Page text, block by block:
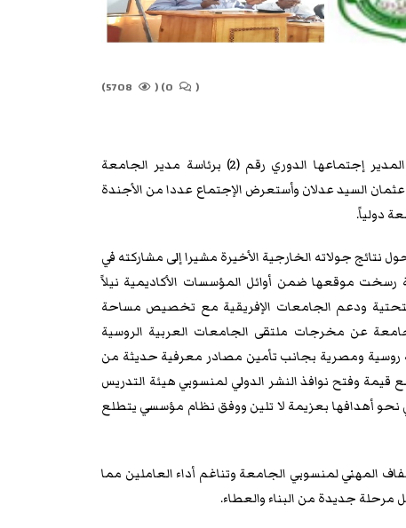
(
(
عقدت لجنة عمداء جامعة كردفان صباح اليوم بقاعة مكتب المدير إجتماعها الدوري رقم (2) برئاسة مدير الجامعة
السيد عدلان وأستعرض الإجتماع عددا من الأجندة
دولياً.
نتائج جولاته الخارجية الأخيرة مشيرا إلى مشاركته في
موقعها ضمن أوائل المؤسسات الأكاديمية نيلاً
ودعم الجامعات الإفريقية مع تخصيص مساحة
عن مخرجات ملتقى الجامعات العربية الروسية
روسية ومصرية بجانب تأمين مصادر معرفية حديثة من
وفتح نوافذ النشر الدولي لمنسوبي هيئة التدريس
أهدافها بعزيمة لا تلين ووفق نظام مؤسسي يتطلع
المهني لمنسوبي الجامعة وتناغم أداء العاملين مما